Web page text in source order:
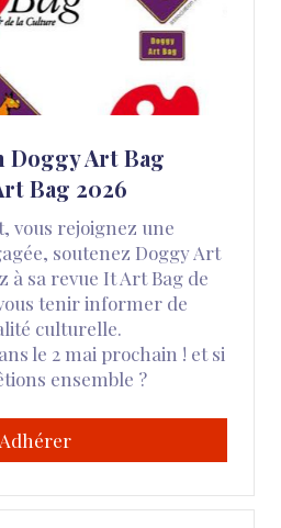
Doggy Art Bag
Bag 2026
vous rejoignez une
soutenez Doggy Art
à sa revue It Art Bag de
tenir informer de
culturelle.
le 2 mai prochain ! et si
ensemble ?
Adhérer